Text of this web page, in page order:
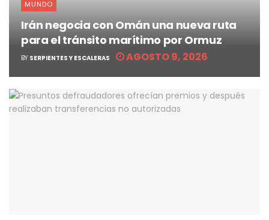
MUNDO
Irán negocia con Omán una nueva ruta
para el tránsito marítimo por Ormuz
BY SERPIENTES Y ESCALERAS AGOSTO 9, 2026